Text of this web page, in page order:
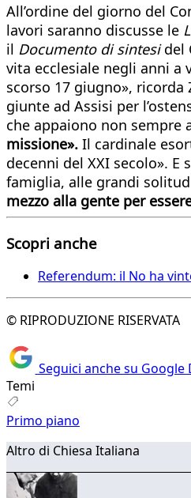
All’ordine del giorno del
lavori saranno discusse le
il Documento di sintesidel
vita ecclesiale negli anni a
scorso 17 giugno», ricorda
giunte ad Assisi per
che appaiono non
missione». Il cardinale
decenni del XXI secolo».
famiglia, alle grandi
mezzo alla gente per
Scopri anche
Referendum: il No ha
© RIPRODUZIONE RISERVATA
Seguici anche su Google
Temi
Primo piano
Altro di Chiesa Italiana